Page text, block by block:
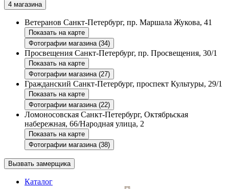
4 магазина
Ветеранов Санкт-Петербург, пр. Маршала Жукова, 41
Показать на карте
Фотографии магазина (34)
Просвещения Санкт-Петербург, пр. Просвещения, 30/1
Показать на карте
Фотографии магазина (27)
Гражданский Санкт-Петербург, проспект Культуры, 29/1
Показать на карте
Фотографии магазина (22)
Ломоносовская Санкт-Петербург, Октябрьская
набережная, 66/Народная улица, 2
Показать на карте
Фотографии магазина (38)
Вызвать замерщика
Каталог